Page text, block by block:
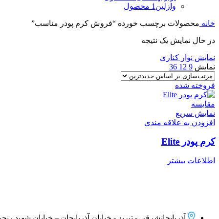
وازلین 1 محصول
خانه محصولات برچسب خورده “فروش کرم پودر مناسب”
در حال نمایش یک نتیجه
نمایش نوار کناری
نمایش 9
12
36
فروخته شده
مقايسه
نمایش سریع
افزودن به علاقه مندی
کرم پودر Elite
اطلاعات بیشتر